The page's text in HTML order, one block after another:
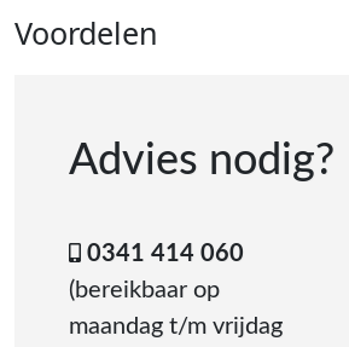
Voordelen
Advies nodig?
0341 414 060
(bereikbaar op
maandag t/m vrijdag